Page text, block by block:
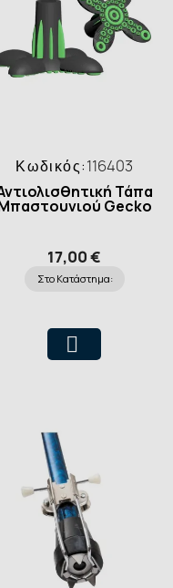
Κωδικός:116403
Τάπα
Gecko
17,00 €
Στο Κατάστημα: